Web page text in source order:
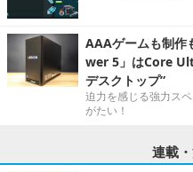
AAAゲームも制
wer 5」はCore
デスクトップ”
迫力を感じる強力ス
がたい！
連載